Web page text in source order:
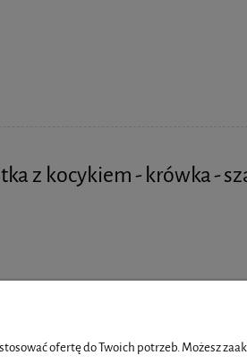
z kocykiem - krówka -
ofertę do Twoich potrzeb. Możesz